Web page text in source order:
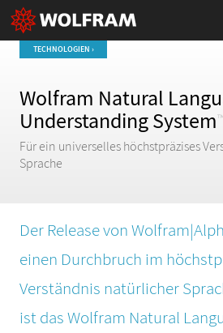
TECHNOLOGIEN ›
Wolfram Natural
Understanding System™
Für ein universelles höchstpräzises
Sprache
Der Release von
einen Durchbruch im
Verständnis natürlicher
ist das Wolfram Natural